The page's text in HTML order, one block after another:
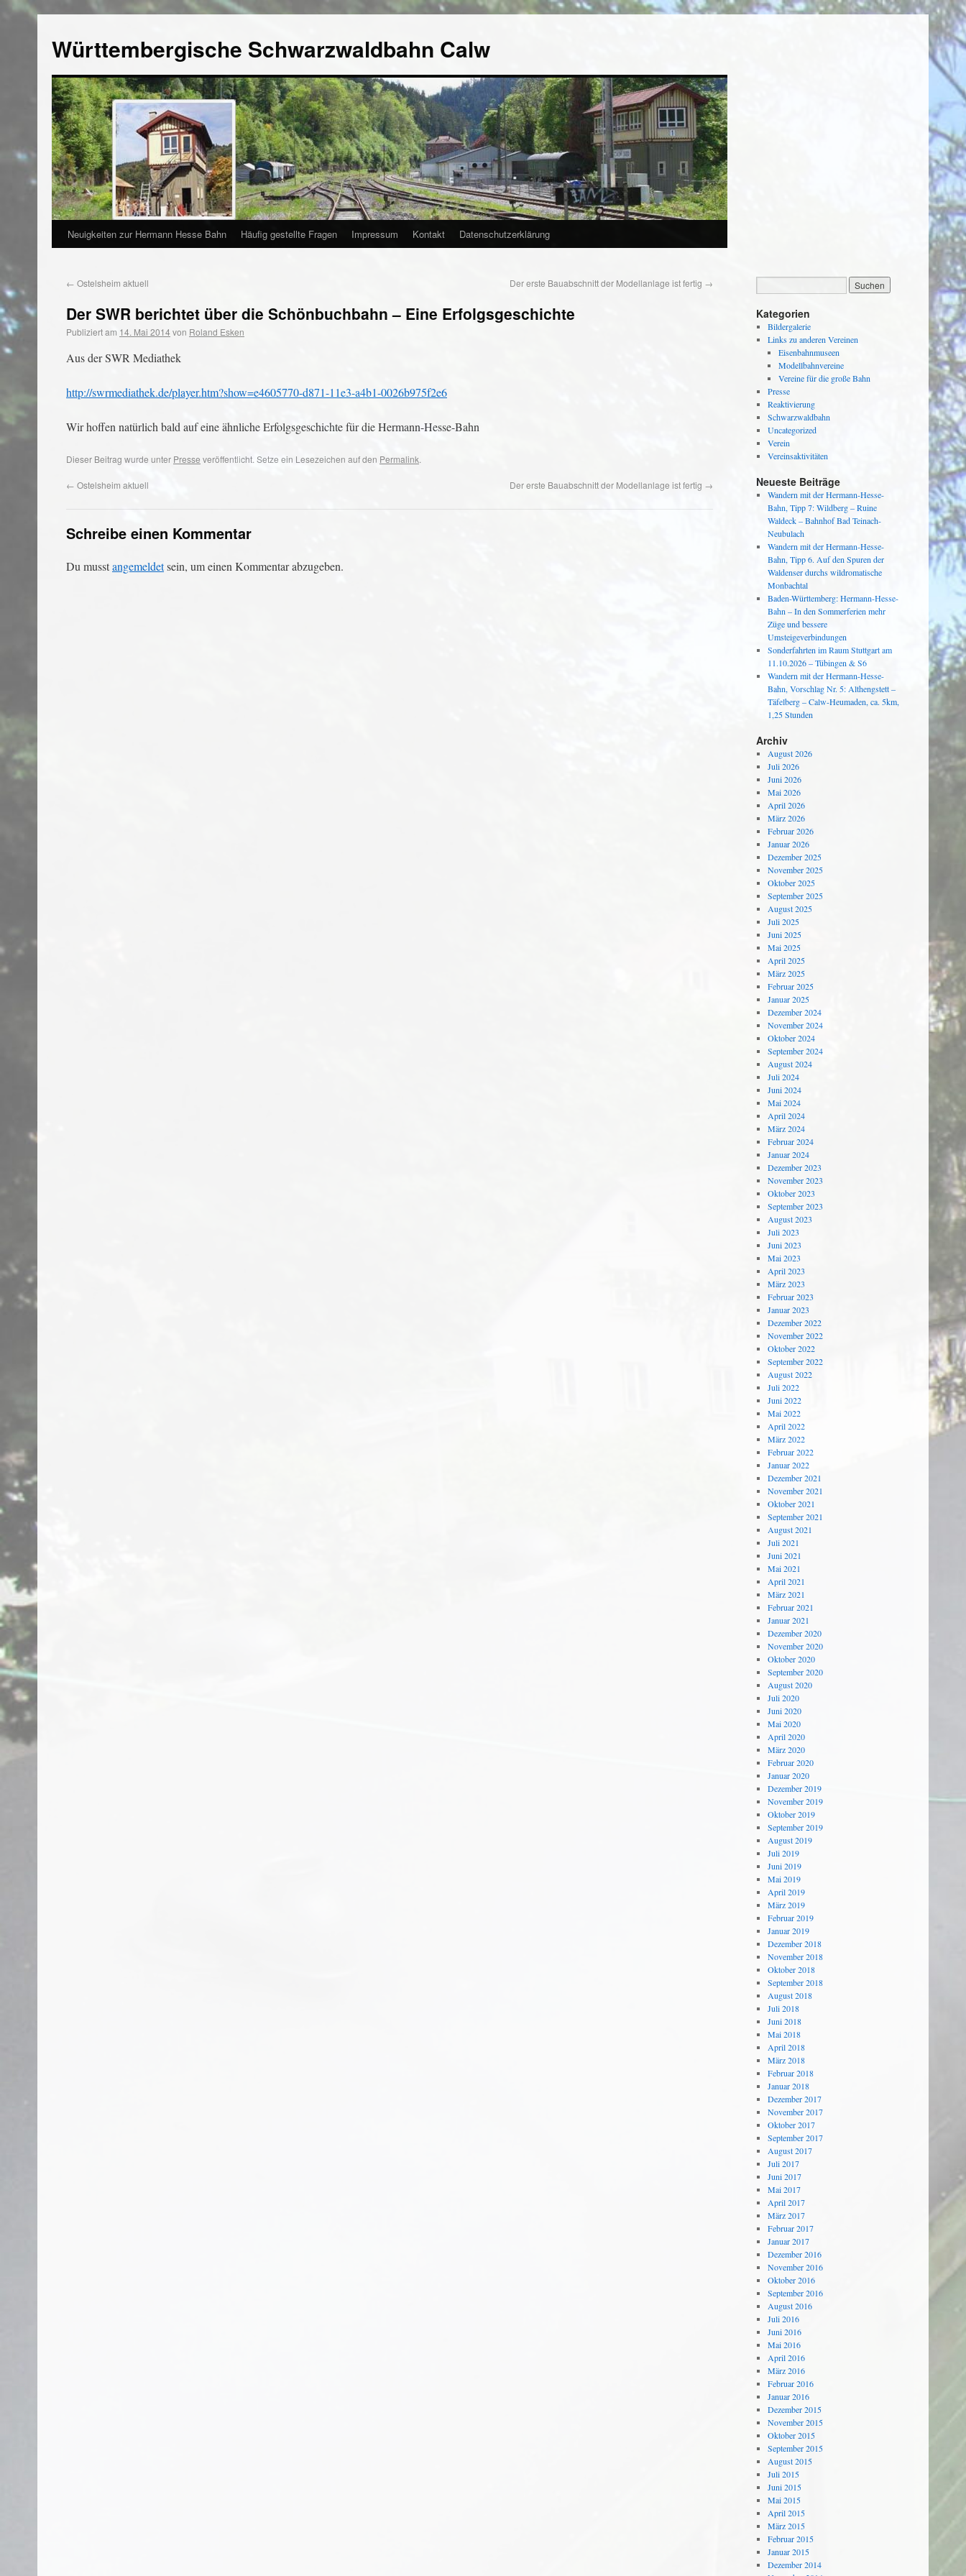
Württembergische Schwarzwaldbahn Calw
Neuigkeiten zur Hermann Hesse Bahn Häufig gestellte Fragen Impressum Kontakt Datenschutzerklärung
← Ostelsheim aktuell Der erste Bauabschnitt der Modellanlage ist fertig →
Der SWR berichtet über die Schönbuchbahn – Eine Erfolgsgeschichte
Publiziert am 14. Mai 2014von Roland Esken
Aus der SWR Mediathek
http://swrmediathek.de/player.htm?show=e4605770-d871-11e3-a4b1-0026b975f2e6
Wir hoffen natürlich bald auf eine ähnliche Erfolgsgeschichte für die Hermann-Hesse-Bahn
Dieser Beitrag wurde unter Presse veröffentlicht. Setze ein Lesezeichen auf den Permalink.
← Ostelsheim aktuell Der erste Bauabschnitt der Modellanlage ist fertig →
Schreibe einen Kommentar
Du musstangemeldetsein, um einen Kommentar abzugeben.
Kategorien
Bildergalerie
Links zu anderen Vereinen
Eisenbahnmuseen
Modellbahnvereine
Vereine für die große Bahn
Presse
Reaktivierung
Schwarzwaldbahn
Uncategorized
Verein
Vereinsaktivitäten
Neueste Beiträge
Wandern mit der Hermann-Hesse-
Bahn, Tipp 7: Wildberg – Ruine
Waldeck – Bahnhof Bad Teinach-
Neubulach
Wandern mit der Hermann-Hesse-
Bahn, Tipp 6. Auf den Spuren der
Waldenser durchs wildromatische
Monbachtal
Baden-Württemberg: Hermann-Hesse-
Bahn – In den Sommerferien mehr
Züge und bessere
Umsteigeverbindungen
Sonderfahrten im Raum Stuttgart am
11.10.2026 – Tübingen & S6
Wandern mit der Hermann-Hesse-
Bahn, Vorschlag Nr. 5: Althengstett –
Täfelberg – Calw-Heumaden, ca. 5km,
1,25 Stunden
Archiv
August 2026
Juli 2026
Juni 2026
Mai 2026
April 2026
März 2026
Februar 2026
Januar 2026
Dezember 2025
November 2025
Oktober 2025
September 2025
August 2025
Juli 2025
Juni 2025
Mai 2025
April 2025
März 2025
Februar 2025
Januar 2025
Dezember 2024
November 2024
Oktober 2024
September 2024
August 2024
Juli 2024
Juni 2024
Mai 2024
April 2024
März 2024
Februar 2024
Januar 2024
Dezember 2023
November 2023
Oktober 2023
September 2023
August 2023
Juli 2023
Juni 2023
Mai 2023
April 2023
März 2023
Februar 2023
Januar 2023
Dezember 2022
November 2022
Oktober 2022
September 2022
August 2022
Juli 2022
Juni 2022
Mai 2022
April 2022
März 2022
Februar 2022
Januar 2022
Dezember 2021
November 2021
Oktober 2021
September 2021
August 2021
Juli 2021
Juni 2021
Mai 2021
April 2021
März 2021
Februar 2021
Januar 2021
Dezember 2020
November 2020
Oktober 2020
September 2020
August 2020
Juli 2020
Juni 2020
Mai 2020
April 2020
März 2020
Februar 2020
Januar 2020
Dezember 2019
November 2019
Oktober 2019
September 2019
August 2019
Juli 2019
Juni 2019
Mai 2019
April 2019
März 2019
Februar 2019
Januar 2019
Dezember 2018
November 2018
Oktober 2018
September 2018
August 2018
Juli 2018
Juni 2018
Mai 2018
April 2018
März 2018
Februar 2018
Januar 2018
Dezember 2017
November 2017
Oktober 2017
September 2017
August 2017
Juli 2017
Juni 2017
Mai 2017
April 2017
März 2017
Februar 2017
Januar 2017
Dezember 2016
November 2016
Oktober 2016
September 2016
August 2016
Juli 2016
Juni 2016
Mai 2016
April 2016
März 2016
Februar 2016
Januar 2016
Dezember 2015
November 2015
Oktober 2015
September 2015
August 2015
Juli 2015
Juni 2015
Mai 2015
April 2015
März 2015
Februar 2015
Januar 2015
Dezember 2014